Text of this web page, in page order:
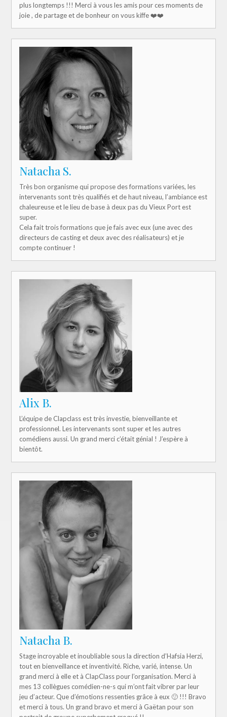
plus longtemps !!! Merci à vous les amis pour ces moments de
joie , de partage et de bonheur on vous kiffe ❤️❤️
Natacha S.
Très bon organisme qui propose des formations variées, les
intervenants sont très qualifiés et de haut niveau, l’ambiance est
chaleureuse et le lieu de base à deux pas du Vieux Port est
super.
Cela fait trois formations que je fais avec eux (une avec des
directeurs de casting et deux avec des réalisateurs) et je
compte continuer !
Alix B.
L’équipe de Clapclass est très investie, bienveillante et
professionnel. Les intervenants sont super et les autres
comédiens aussi. Un grand merci c’était génial ! J’espère à
bientôt.
Natacha B.
Stage incroyable et inoubliable sous la direction d’Hafsia Herzi,
tout en bienveillance et inventivité. Riche, varié, intense. Un
grand merci à elle et à ClapClass pour l’organisation. Merci à
mes 13 collègues comédien-ne-s qui m’ont fait vibrer par leur
jeu d’acteur. Que d’émotions ressenties grâce à eux 🙂 !!! Bravo
et merci à tous. Un grand bravo et merci à Gaëtan pour son